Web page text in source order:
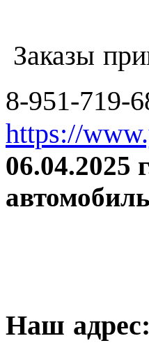
Заказы
8-951-719-
https://
06.04.2025
Наш адрес: